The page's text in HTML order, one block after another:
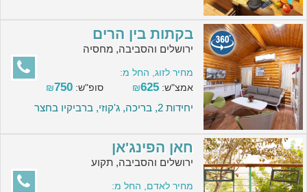
בקתות בין הרים
ירושלים והסביבה, מחסיה
מחיר לזוג, החל מ:
אמצ"ש:
₪625 סופ"ש: ₪750
יחידות 2, בריכה, ג'קוזי, ברביקיו בחצר
חאן הפינג'אן
ירושלים והסביבה, תקוע
מחיר לאדם, החל מ: